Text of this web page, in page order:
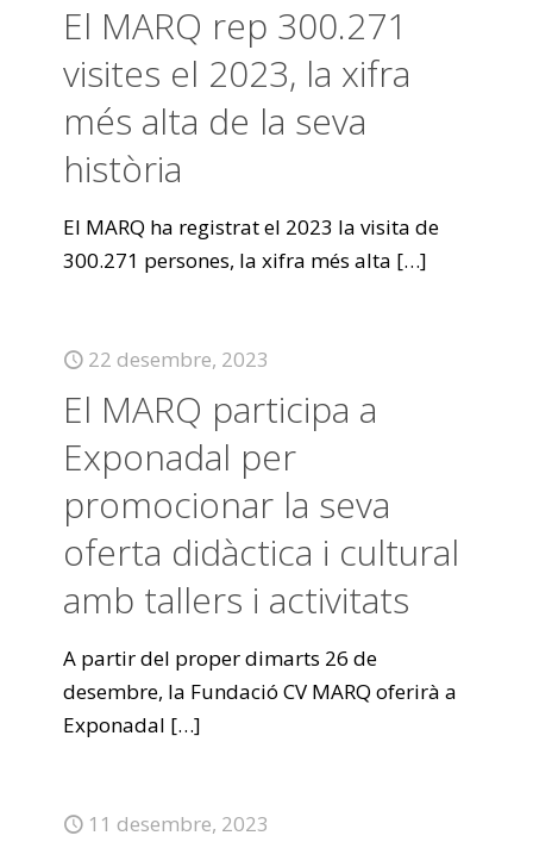
El MARQ rep 300.271
visites el 2023, la xifra
més alta de la seva
història
El MARQ ha registrat el 2023 la visita de
300.271 persones, la xifra més alta […]
22 desembre, 2023
El MARQ participa a
Exponadal per
promocionar la seva
oferta didàctica i cultural
amb tallers i activitats
A partir del proper dimarts 26 de
desembre, la Fundació CV MARQ oferirà a
Exponadal […]
11 desembre, 2023